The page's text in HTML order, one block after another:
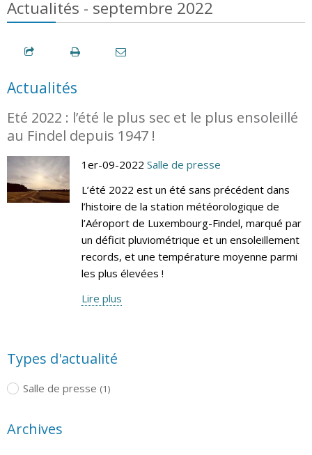
Actualités - septembre 2022
Actualités
Eté 2022 : l’été le plus sec et le plus ensoleillé
au Findel depuis 1947 !
1er-09-2022 Salle de presse
L’été 2022 est un été sans précédent dans
l’histoire de la station météorologique de
l’Aéroport de Luxembourg-Findel, marqué par
un déficit pluviométrique et un ensoleillement
records, et une température moyenne parmi
les plus élevées !
Lire plus
Types d'actualité
Salle de presse (1)
Archives